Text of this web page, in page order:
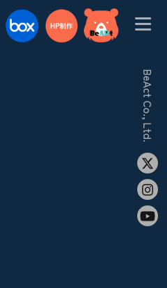
BeAct Co., Ltd.